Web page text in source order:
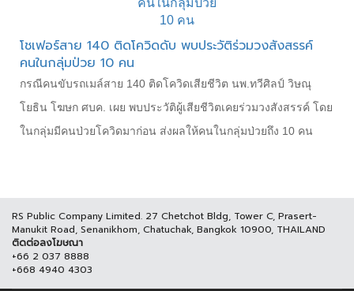
โชเฟอร์สาย 140 ติดโควิดดับ พบประวัติร่วมวงสังสรรค์
คนในกลุ่มป่วย 10 คน
กรณีคนขับรถเมล์สาย 140 ติดโควิดเสียชีวิต นพ.ทวีศิลป์ วิษณุ
โยธิน โฆษก ศบค. เผย พบประวัติผู้เสียชีวิตเคยร่วมวงสังสรรค์ โดย
ในกลุ่มมีคนป่วยโควิดมาก่อน ส่งผลให้คนในกลุ่มป่วยถึง 10 คน
RS Public Company Limited. 27 Chetchot Bldg, Tower C, Prasert-
Manukit Road, Senanikhom, Chatuchak, Bangkok 10900, THAILAND
ติดต่อลงโฆษณา
+66 2 037 8888
+668 4940 4303